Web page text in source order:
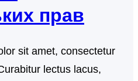
прав
sit amet, consectetur
lectus lacus,